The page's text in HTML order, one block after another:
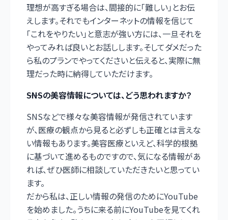
理想が高すぎる場合は、間接的に「難しい」とお伝
えします。それでもインターネットの情報を信じて
「これをやりたい」と意志が強い方には、一旦それを
やってみれば良いとお話しします。そしてダメだった
ら私のプランでやってくださいと伝えると、実際に無
理だった時に納得していただけます。
――SNSの美容情報については、どう思われますか？
SNSなどで様々な美容情報が発信されています
が、医療の観点から見ると必ずしも正確とは言えな
い情報もあります。美容医療といえど、科学的根拠
に基づいて進めるものですので、気になる情報があ
れば、ぜひ医師に相談していただきたいと思ってい
ます。
だから私は、正しい情報の発信のためにYouTube
を始めました。うちに来る前にYouTubeを見てくれ